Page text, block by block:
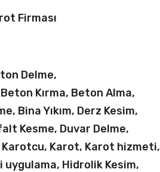
Firması
Delme,
Kırma, Beton Alma,
Bina Yıkım, Derz Kesim,
Kesme, Duvar Delme,
Karot, Karot hizmeti,
uygulama, Hidrolik Kesim,